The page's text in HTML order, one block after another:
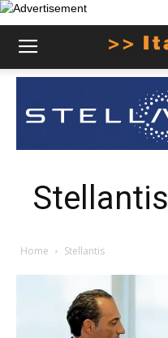
Stellantis
Home Stellantis